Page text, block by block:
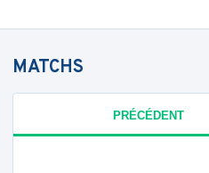
MATCHS
PRÉCÉDENT